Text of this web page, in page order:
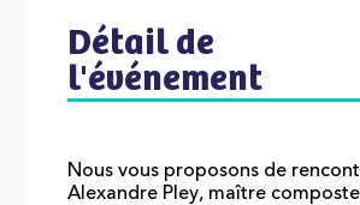
Détail de
l'événement
Nous vous proposons de
Alexandre Pley, maître